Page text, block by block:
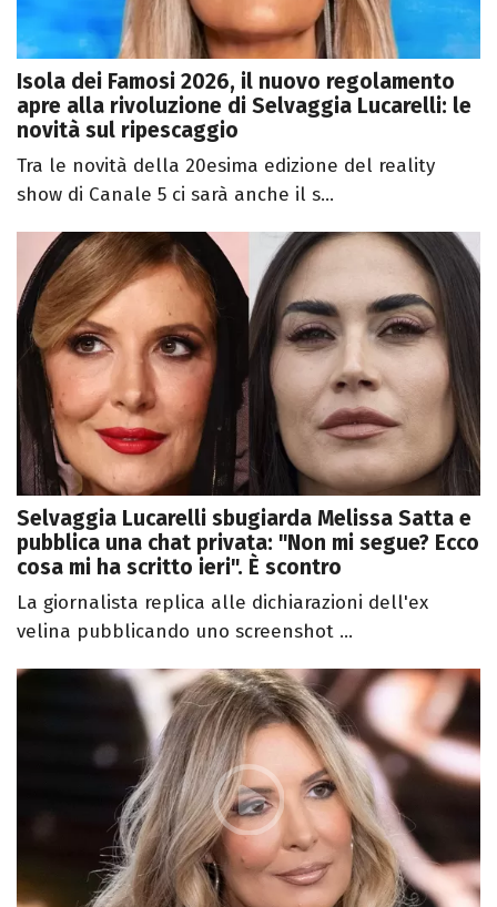
Isola dei Famosi 2026, il nuovo regolamento
apre alla rivoluzione di Selvaggia Lucarelli: le
novità sul ripescaggio
Tra le novità della 20esima edizione del reality
show di Canale 5 ci sarà anche il s...
Selvaggia Lucarelli sbugiarda Melissa Satta e
pubblica una chat privata: "Non mi segue? Ecco
cosa mi ha scritto ieri". È scontro
La giornalista replica alle dichiarazioni dell'ex
velina pubblicando uno screenshot ...